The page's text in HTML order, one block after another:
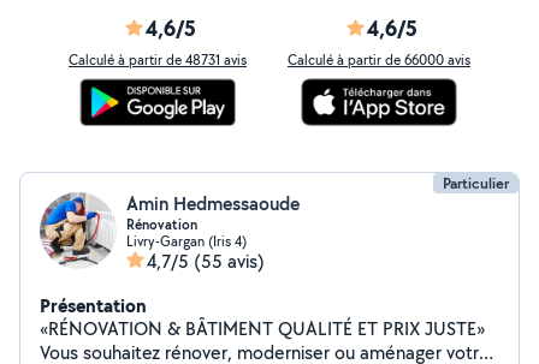
4,6/5
Calculé à partir de 48731 avis
4,6/5
Calculé à partir de 66000 avis
Particulier
Amin Hedmessaoude
Rénovation
Livry-Gargan (Iris 4)
4,7/5 (55 avis)
Présentation
«RÉNOVATION & BÂTIMENT QUALITÉ ET PRIX JUSTE»
Vous souhaitez rénover, moderniser ou aménager votre